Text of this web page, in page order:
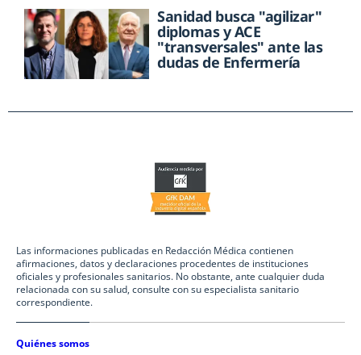
Sanidad busca "agilizar"
diplomas y ACE
"transversales" ante las
dudas de Enfermería
Las informaciones publicadas en Redacción Médica contienen
afirmaciones, datos y declaraciones procedentes de instituciones
oficiales y profesionales sanitarios. No obstante, ante cualquier duda
relacionada con su salud, consulte con su especialista sanitario
correspondiente.
Quiénes somos